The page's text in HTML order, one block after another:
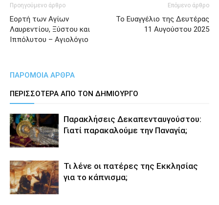
Προηγούμενο άρθρο
Εορτή των Αγίων
Λαυρεντίου, Ξύστου και
Ιππόλυτου – Αγιολόγιο
Επόμενο άρθρο
Το Ευαγγέλιο της Δευτέρας
11 Αυγούστου 2025
ΠΑΡΟΜΟΙΑ ΑΡΘΡΑ
ΠΕΡΙΣΣΟΤΕΡΑ ΑΠΟ ΤΟΝ ΔΗΜΙΟΥΡΓΟ
Παρακλήσεις Δεκαπενταυγούστου:
Γιατί παρακαλούμε την Παναγία;
Τι λένε οι πατέρες της Εκκλησίας
για το κάπνισμα;